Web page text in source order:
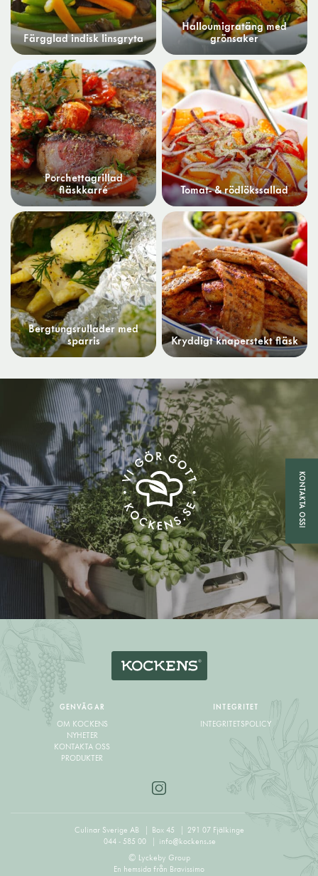
Färgglad indisk linsgryta
Halloumigratäng med
grönsaker
Porchettagrillad
fläskkarré
Tomat- & rödlökssallad
Bergtungsrullader med
sparris
Kryddigt knaperstekt fläsk
GENVÄGAR
OM KOCKENS
NYHETER
KONTAKTA OSS
PRODUKTER
INTEGRITET
INTEGRITETSPOLICY
© Lyckeby Group
Culinar Sverige AB Box 45
291 07 Fjälkinge
044 - 585 00
info@kockens.se
En hemsida från Bravissimo
KONTAKTA OSS!